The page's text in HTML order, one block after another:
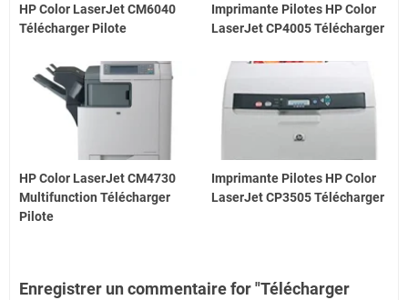
HP Color LaserJet CM6040
Télécharger Pilote
Imprimante Pilotes HP Color
LaserJet CP4005 Télécharger
HP Color LaserJet CM4730
Multifunction Télécharger
Pilote
Imprimante Pilotes HP Color
LaserJet CP3505 Télécharger
Enregistrer un commentaire for "Télécharger